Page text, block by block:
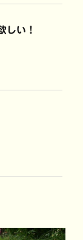
しい！